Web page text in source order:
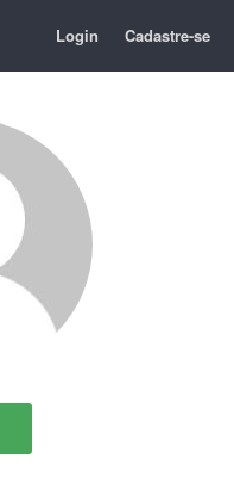
Login Cadastre-se